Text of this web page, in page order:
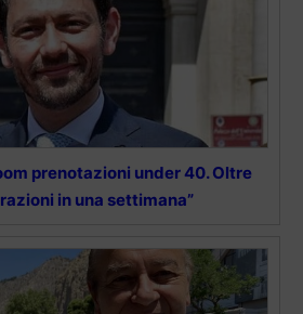
prenotazioni under 40. Oltre
in una settimana”